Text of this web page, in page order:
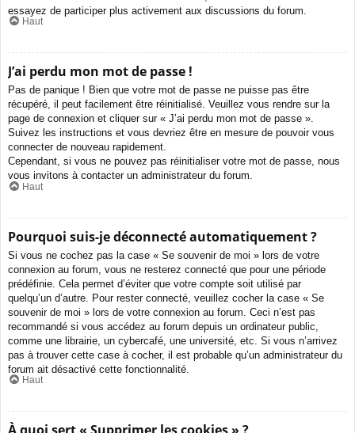
essayez de participer plus activement aux discussions du forum.
Haut
J’ai perdu mon mot de passe !
Pas de panique ! Bien que votre mot de passe ne puisse pas être
récupéré, il peut facilement être réinitialisé. Veuillez vous rendre sur la
page de connexion et cliquer sur « J’ai perdu mon mot de passe ».
Suivez les instructions et vous devriez être en mesure de pouvoir vous
connecter de nouveau rapidement.
Cependant, si vous ne pouvez pas réinitialiser votre mot de passe, nous
vous invitons à contacter un administrateur du forum.
Haut
Pourquoi suis-je déconnecté automatiquement ?
Si vous ne cochez pas la case « Se souvenir de moi » lors de votre
connexion au forum, vous ne resterez connecté que pour une période
prédéfinie. Cela permet d’éviter que votre compte soit utilisé par
quelqu’un d’autre. Pour rester connecté, veuillez cocher la case « Se
souvenir de moi » lors de votre connexion au forum. Ceci n’est pas
recommandé si vous accédez au forum depuis un ordinateur public,
comme une librairie, un cybercafé, une université, etc. Si vous n’arrivez
pas à trouver cette case à cocher, il est probable qu’un administrateur du
forum ait désactivé cette fonctionnalité.
Haut